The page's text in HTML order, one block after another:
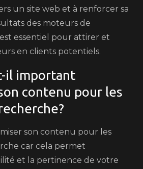
un site web et à renforcer sa
des moteurs de
essentiel pour attirer et
en clients potentiels.
il important
contenu pour les
son contenu pour les
car cela permet
et la pertinence de votre